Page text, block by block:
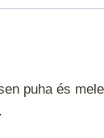
puha és